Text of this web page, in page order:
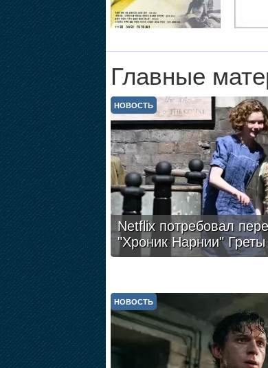
Главные
Netflix потребовал
"Хроник Нарнии" Греты
НОВОСТЬ
НОВОСТЬ